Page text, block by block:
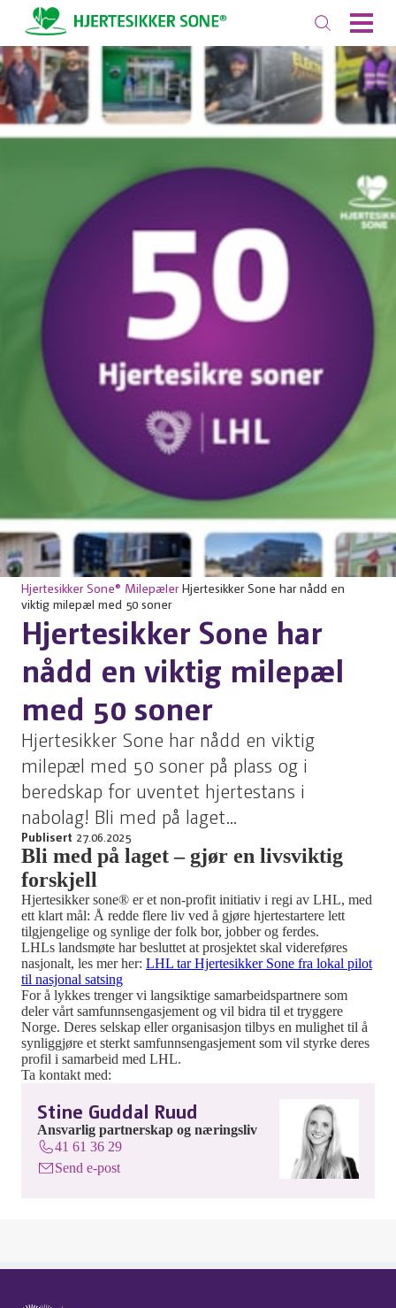
Hjertesikker Sone® Milepæler Hjertesikker Sone har nådd en
viktig milepæl med 50 soner
Hjertesikker Sone har
nådd en viktig milepæl
med 50 soner
Hjertesikker Sone har nådd en viktig
milepæl med 50 soner på plass og i
beredskap for uventet hjertestans i
nabolag! Bli med på laget...
Publisert 27.06.2025
Bli med på laget – gjør en livsviktig
forskjell
Hjertesikker sone® er et non-profit initiativ i regi av LHL, med
ett klart mål: Å redde flere liv ved å gjøre hjertestartere lett
tilgjengelige og synlige der folk bor, jobber og ferdes.
LHLs landsmøte har besluttet at prosjektet skal videreføres
nasjonalt, les mer her: LHL tar Hjertesikker Sone fra lokal pilot
til nasjonal satsing
For å lykkes trenger vi langsiktige samarbeidspartnere som
deler vårt samfunnsengasjement og vil bidra til et tryggere
Norge. Deres selskap eller organisasjon tilbys en mulighet til å
synliggjøre et sterkt samfunnsengasjement som vil styrke deres
profil i samarbeid med LHL.
Ta kontakt med:
Stine Guddal Ruud
Ansvarlig partnerskap og næringsliv
41 61 36 29
Send e-post